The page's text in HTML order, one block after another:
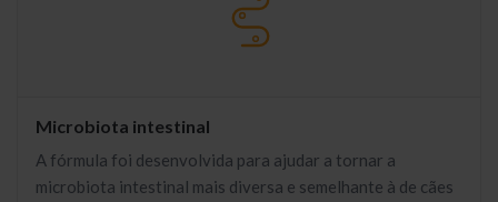
Microbiota intestinal
A fórmula foi desenvolvida para ajudar a tornar a
microbiota intestinal mais diversa e semelhante à de cães